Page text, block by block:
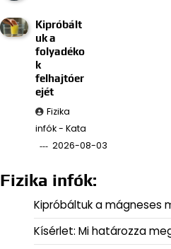
Kipróbált
uk a
folyadéko
k
felhajtóer
ejét
Fizika
infók - Kata
2026-08-03
Fizika infók:
Kipróbáltuk a
Kísérlet: Mi határozza